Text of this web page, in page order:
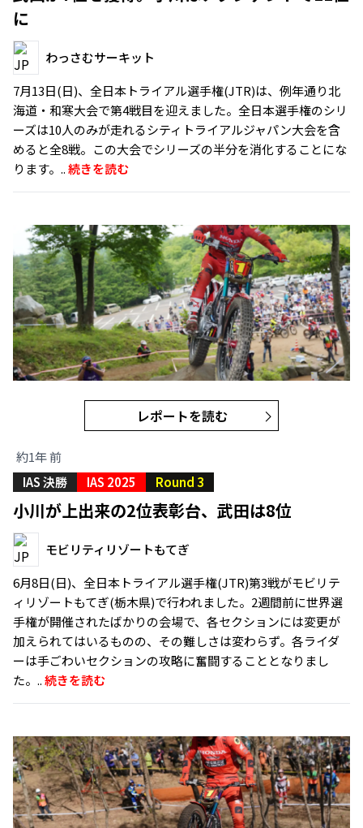
に
わっさむサーキット
7月13日(日)、全日本トライアル選手権(JTR)は、例年通り北
海道・和寒大会で第4戦目を迎えました。全日本選手権のシリ
ーズは10人のみが走れるシティトライアルジャパン大会を含
めると全8戦。この大会でシリーズの半分を消化することにな
ります。..続きを読む
レポートを読む
約1年 前
IAS 決勝
IAS 2025 Round 3
小川が上出来の2位表彰台、武田は8位
モビリティリゾートもてぎ
6月8日(日)、全日本トライアル選手権(JTR)第3戦がモビリテ
ィリゾートもてぎ(栃木県)で行われました。2週間前に世界選
手権が開催されたばかりの会場で、各セクションには変更が
加えられてはいるものの、その難しさは変わらず。各ライダ
ーは手ごわいセクションの攻略に奮闘することとなりまし
た。..続きを読む